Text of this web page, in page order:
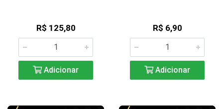
R$ 125,80
Adicionar
R$ 6,90
Adicionar